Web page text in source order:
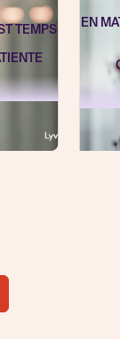
TEMPS
EN